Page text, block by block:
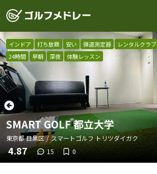
インドア 打ち放題 安い 弾道測定器 レンタルクラブ
24時間
早朝 深夜 体験レッスン
SMART GOLF 都立大学
東京都目黒区 / スマートゴルフ トリツダイガク
4.87 15 0